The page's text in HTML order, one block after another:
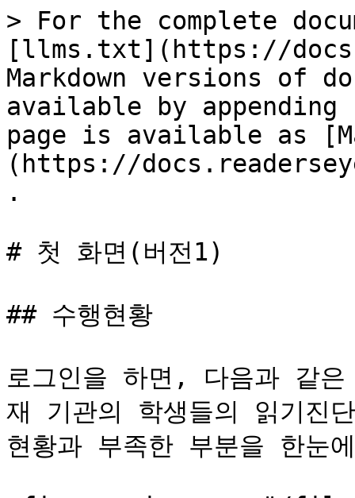
> For the complete
[llms.txt](https://
Markdown versions of
available by
page is available as
(https://
.
# 첫 화면(버전1)
## 수행현황
로그인을 하면, 다음과 같
재 기관의 학생들의 읽기진
현황과 부족한 부분을 한눈